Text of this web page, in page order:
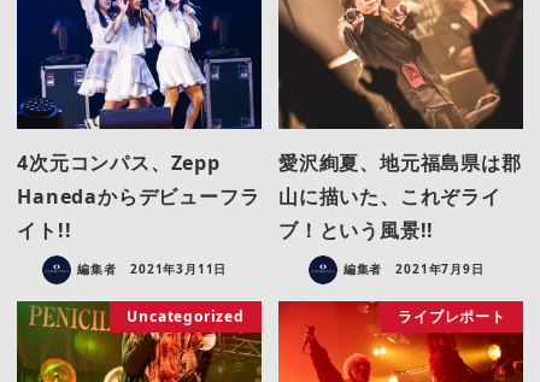
4次元コンパス、Zepp
Hanedaからデビューフラ
イト!!
編集者 2021年3月11日
愛沢絢夏、地元福島県は郡
山に描いた、これぞライ
ブ！という風景!!
編集者 2021年7月9日
Uncategorized ライブレポート